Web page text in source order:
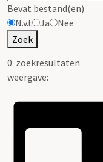
Bevat bestand(en)
N.v.t
Ja
Nee
Zoek
0 zoekresultaten
weergave: